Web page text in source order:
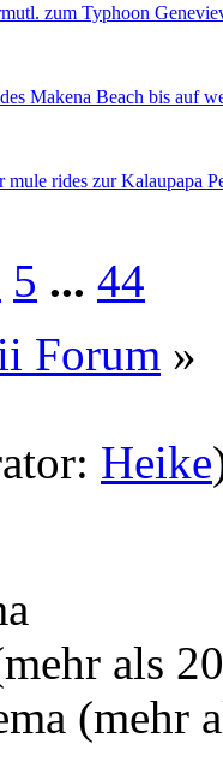
zum Typhoon
Makena Beach bis auf
rides zur Kalaupapa
5 ... 44
Forum »
Heike
als
(mehr